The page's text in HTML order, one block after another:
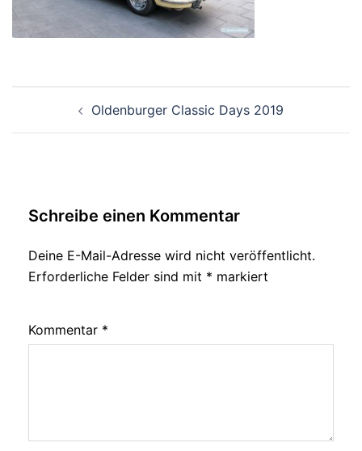
Oldenburger Classic Days 2019
Schreibe einen Kommentar
Deine E-Mail-Adresse wird nicht veröffentlicht.
Erforderliche Felder sind mit * markiert
Kommentar *